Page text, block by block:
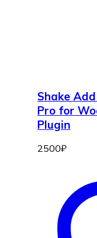
Shake
Pro for
Plugin
2500₽